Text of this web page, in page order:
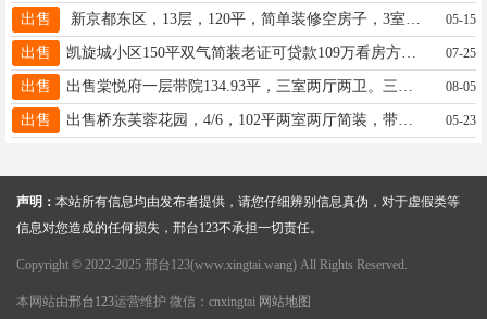
出售 05-15
出售 凯旋城小区150平双气简装老证可贷款109万看房方便15531903330 07-25
出售 08-05
出售 出售桥东芙蓉花园，4/6，102平两室两厅简装，带地下室，停车方便免费，物业费低，18231961369 05-23
声明： 本站所有信息均由发布者提供，请您仔细辨别信息真伪，对于虚假类等
信息对您造成的任何损失，邢台123不承担一切责任。
Copyright © 2022-2025 邢台123(www.xingtai.wang) All Rights Reserved.
本网站由邢台123运营维护 微信：cnxingtai 网站地图